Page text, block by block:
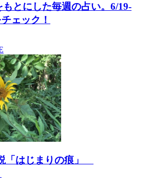
とにした毎週の占い。6/19-
ェック！
「はじまりの痕」